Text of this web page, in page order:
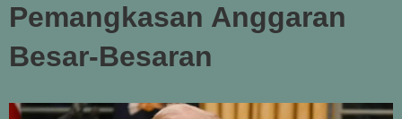
Pemangkasan Anggaran
Besar-Besaran